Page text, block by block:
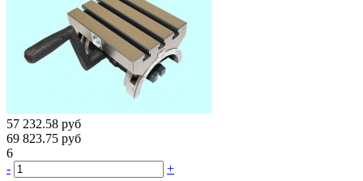
57 232.58 руб
69 823.75 руб
6
-
+